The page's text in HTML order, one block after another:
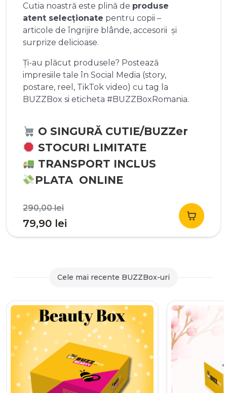
Cutia noastră este plină de produse
atent selecționate pentru copii –
articole de îngrijire blânde, accesorii și
surprize delicioase.
Ți-au plăcut produsele? Postează
impresiile tale în Social Media (story,
postare, reel, TikTok video) cu tag la
BUZZBox si eticheta #BUZZBoxRomania.
O SINGURĂ CUTIE/BUZZer
STOCURI LIMITATE
TRANSPORT INCLUS
PLATA ONLINE
290,00leiPrețul
inițial
a
290,00 lei.
79,90 lei
curent
79,90 lei.
Cele mai recente BUZZBox-uri